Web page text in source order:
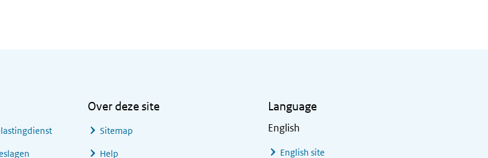
Over deze site
Sitemap
Help
Language
English
English site